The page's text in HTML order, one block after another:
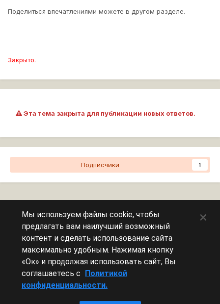
Поделиться впечатлениями можете в другом разделе.
Закрыто.
Эта тема закрыта для публикации новых ответов.
Подписчики 1
Сейчас на странице
Эту страницу никто не просматривает.
Мы используем файлы cookie, чтобы
предлагать вам наилучший возможный
контент и сделать использование сайта
максимально удобным. Нажимая кнопку
«Ок» и продолжая использовать сайт, Вы
соглашаетесь с Политикой
конфиденциальности.
×